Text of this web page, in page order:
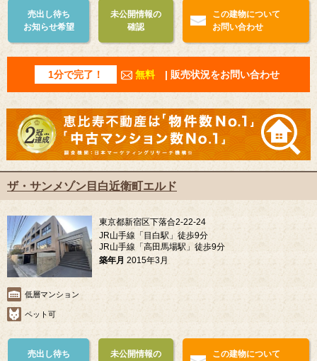
売出し待ち
お知らせ希望
未公開情報の
確認
この建物について
お問い合わせ
1分で完了！ 無料 | 販売状況をお問い合わせ
ザ・サンメゾン目白近衛町エルド
東京都新宿区下落合2-22-24
JR山手線「目白駅」徒歩9分
JR山手線「高田馬場駅」徒歩9分
築年月 2015年3月
低層マンション
ペット可
売出し待ち
未公開情報の
この建物について